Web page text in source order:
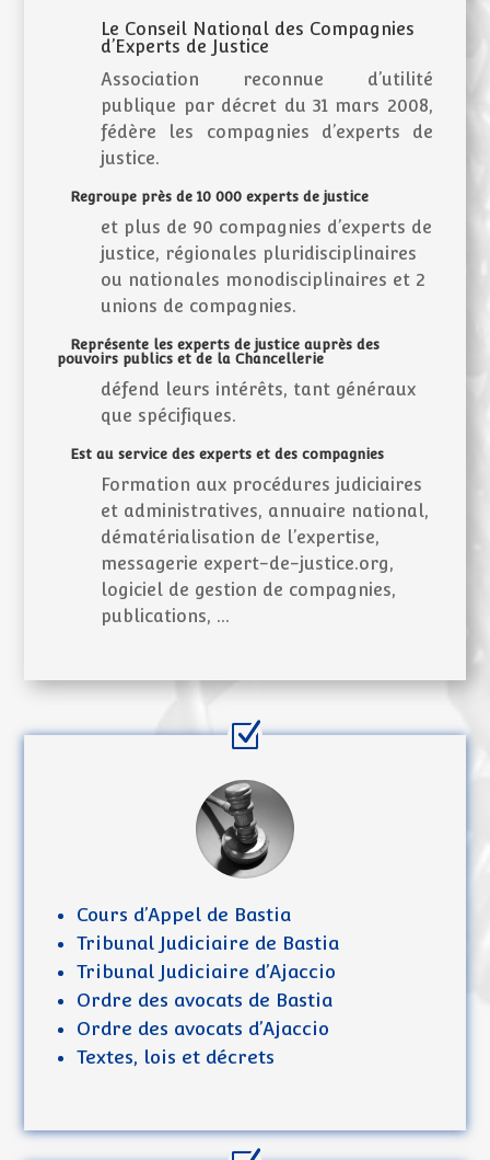
Le Conseil National des Compagnies
d’Experts de Justice
Association reconnue d’utilité
publique par décret du 31 mars 2008,
fédère les compagnies d’experts de
justice.
Regroupe près de 10 000 experts de justice
et plus de 90 compagnies d’experts de
justice, régionales pluridisciplinaires
ou nationales monodisciplinaires et 2
unions de compagnies.
Représente les experts de justice auprès des
pouvoirs publics et de la Chancellerie
défend leurs intérêts, tant généraux
que spécifiques.
Est au service des experts et des compagnies
Formation aux procédures judiciaires
et administratives, annuaire national,
dématérialisation de l’expertise,
messagerie expert-de-justice.org,
logiciel de gestion de compagnies,
publications, …
Cours d’Appel de Bastia
Tribunal Judiciaire de Bastia
Tribunal Judiciaire d’Ajaccio
Ordre des avocats de Bastia
Ordre des avocats d’Ajaccio
Textes, lois et décrets